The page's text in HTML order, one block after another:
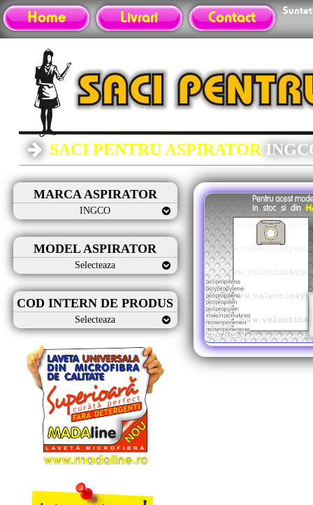
Home Livrari Contact
SACI PENTRU ASPIRATOR
MARCA ASPIRATOR
INGCO
MODEL ASPIRATOR
Selecteaza
COD INTERN DE PRODUS
Selecteaza